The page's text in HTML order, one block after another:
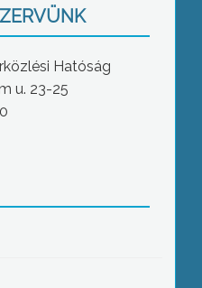
Hatóság
u. 23-25